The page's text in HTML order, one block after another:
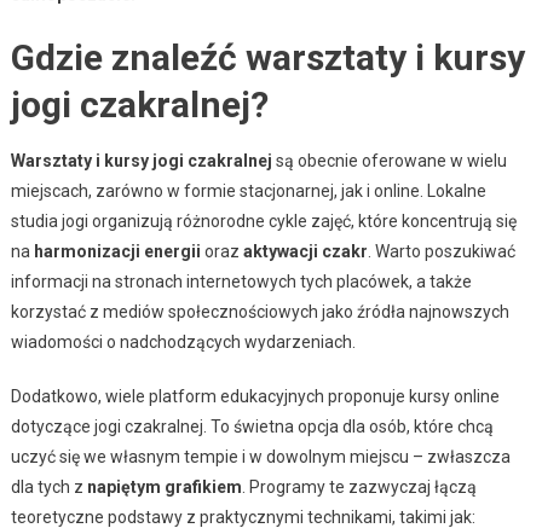
Gdzie znaleźć warsztaty i kursy
jogi czakralnej?
Warsztaty i kursy jogi czakralnej są obecnie oferowane w wielu
miejscach, zarówno w formie stacjonarnej, jak i online. Lokalne
studia jogi organizują różnorodne cykle zajęć, które koncentrują się
na harmonizacji energii oraz aktywacji czakr . Warto poszukiwać
informacji na stronach internetowych tych placówek, a także
korzystać z mediów społecznościowych jako źródła najnowszych
wiadomości o nadchodzących wydarzeniach.
Dodatkowo, wiele platform edukacyjnych proponuje kursy online
dotyczące jogi czakralnej. To świetna opcja dla osób, które chcą
uczyć się we własnym tempie i w dowolnym miejscu – zwłaszcza
dla tych z napiętym grafikiem . Programy te zazwyczaj łączą
teoretyczne podstawy z praktycznymi technikami, takimi jak: